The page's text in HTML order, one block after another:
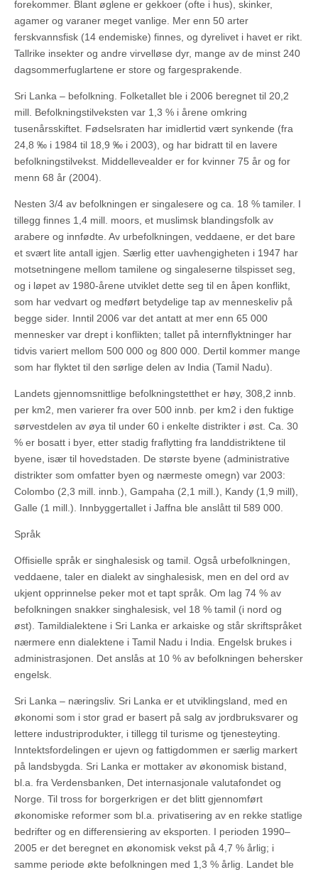
forekommer. Blant øglene er gekkoer (ofte i hus), skinker,
agamer og varaner meget vanlige. Mer enn 50 arter
ferskvannsfisk (14 endemiske) finnes, og dyrelivet i havet er rikt.
Tallrike insekter og andre virvelløse dyr, mange av de minst 240
dagsommerfuglartene er store og fargesprakende.
Sri Lanka – befolkning. Folketallet ble i 2006 beregnet til 20,2
mill. Befolkningstilveksten var 1,3 % i årene omkring
tusenårsskiftet. Fødselsraten har imidlertid vært synkende (fra
24,8 ‰ i 1984 til 18,9 ‰ i 2003), og har bidratt til en lavere
befolkningstilvekst. Middellevealder er for kvinner 75 år og for
menn 68 år (2004).
Nesten 3/4 av befolkningen er singalesere og ca. 18 % tamiler. I
tillegg finnes 1,4 mill. moors, et muslimsk blandingsfolk av
arabere og innfødte. Av urbefolkningen, veddaene, er det bare
et svært lite antall igjen. Særlig etter uavhengigheten i 1947 har
motsetningene mellom tamilene og singaleserne tilspisset seg,
og i løpet av 1980-årene utviklet dette seg til en åpen konflikt,
som har vedvart og medført betydelige tap av menneskeliv på
begge sider. Inntil 2006 var det antatt at mer enn 65 000
mennesker var drept i konflikten; tallet på internflyktninger har
tidvis variert mellom 500 000 og 800 000. Dertil kommer mange
som har flyktet til den sørlige delen av India (Tamil Nadu).
Landets gjennomsnittlige befolkningstetthet er høy, 308,2 innb.
per km2, men varierer fra over 500 innb. per km2 i den fuktige
sørvestdelen av øya til under 60 i enkelte distrikter i øst. Ca. 30
% er bosatt i byer, etter stadig fraflytting fra landdistriktene til
byene, især til hovedstaden. De største byene (administrative
distrikter som omfatter byen og nærmeste omegn) var 2003:
Colombo (2,3 mill. innb.), Gampaha (2,1 mill.), Kandy (1,9 mill),
Galle (1 mill.). Innbyggertallet i Jaffna ble anslått til 589 000.
Språk
Offisielle språk er singhalesisk og tamil. Også urbefolkningen,
veddaene, taler en dialekt av singhalesisk, men en del ord av
ukjent opprinnelse peker mot et tapt språk. Om lag 74 % av
befolkningen snakker singhalesisk, vel 18 % tamil (i nord og
øst). Tamildialektene i Sri Lanka er arkaiske og står skriftspråket
nærmere enn dialektene i Tamil Nadu i India. Engelsk brukes i
administrasjonen. Det anslås at 10 % av befolkningen behersker
engelsk.
Sri Lanka – næringsliv. Sri Lanka er et utviklingsland, med en
økonomi som i stor grad er basert på salg av jordbruksvarer og
lettere industriprodukter, i tillegg til turisme og tjenesteyting.
Inntektsfordelingen er ujevn og fattigdommen er særlig markert
på landsbygda. Sri Lanka er mottaker av økonomisk bistand,
bl.a. fra Verdensbanken, Det internasjonale valutafondet og
Norge. Til tross for borgerkrigen er det blitt gjennomført
økonomiske reformer som bl.a. privatisering av en rekke statlige
bedrifter og en differensiering av eksporten. I perioden 1990–
2005 er det beregnet en økonomisk vekst på 4,7 % årlig; i
samme periode økte befolkningen med 1,3 % årlig. Landet ble